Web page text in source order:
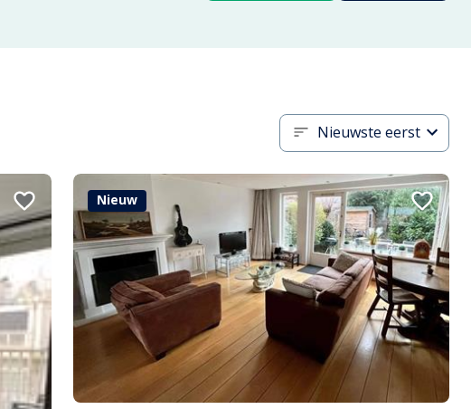
Nieuwste eerst
Nieuw